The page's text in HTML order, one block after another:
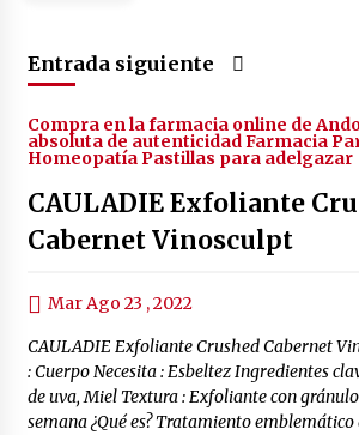
Entrada siguiente
Compra en la farmacia online de
absoluta de autenticidad Farmacia
Homeopatía Pastillas para adelgazar
CAULADIE Exfoliante
Cabernet Vinosculpt
Mar Ago 23 , 2022
CAULADIE Exfoliante Crushed Cabernet
: Cuerpo Necesita : Esbeltez Ingredientes
de uva, Miel Textura : Exfoliante con
semana ¿Qué es? Tratamiento emblemático